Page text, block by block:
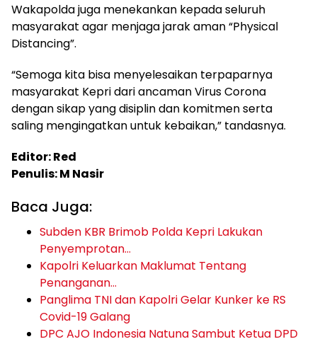
Wakapolda juga menekankan kepada seluruh
masyarakat agar menjaga jarak aman “Physical
Distancing”.
“Semoga kita bisa menyelesaikan terpaparnya
masyarakat Kepri dari ancaman Virus Corona
dengan sikap yang disiplin dan komitmen serta
saling mengingatkan untuk kebaikan,” tandasnya.
Editor: Red
Penulis: M Nasir
Baca Juga:
Subden KBR Brimob Polda Kepri Lakukan
Penyemprotan…
Kapolri Keluarkan Maklumat Tentang
Penanganan…
Panglima TNI dan Kapolri Gelar Kunker ke RS
Covid-19 Galang
DPC AJO Indonesia Natuna Sambut Ketua DPD